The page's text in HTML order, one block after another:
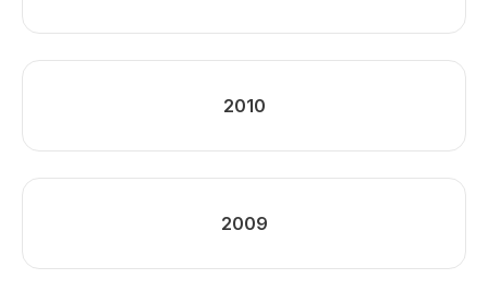
2010
2009